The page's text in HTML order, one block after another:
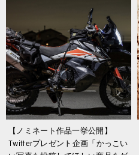
【ノミネート作品一挙公開】
Twitterプレゼント企画「かっこい